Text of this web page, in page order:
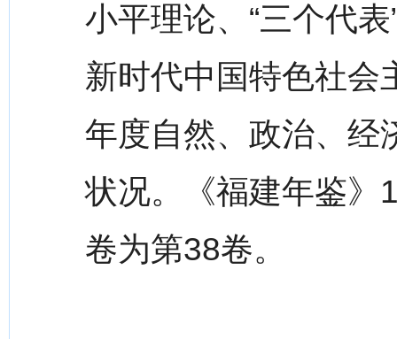
小平理论、“三个代
新时代中国特色社会
年度自然、政治、经
状况。《福建年鉴》
卷为第38卷。